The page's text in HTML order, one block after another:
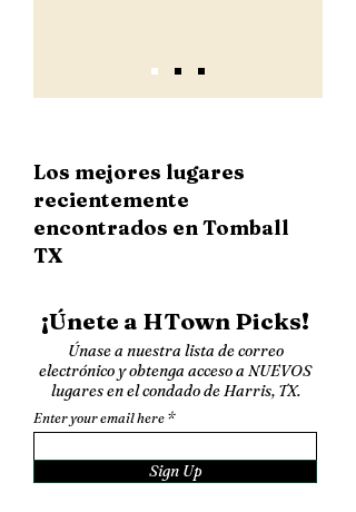
Los mejores lugares
recientemente
encontrados en Tomball
TX
¡Únete a HTown Picks!
Únase a nuestra lista de correo
electrónico y obtenga acceso a NUEVOS
lugares en el condado de Harris, TX.
Enter your email here
Sign Up